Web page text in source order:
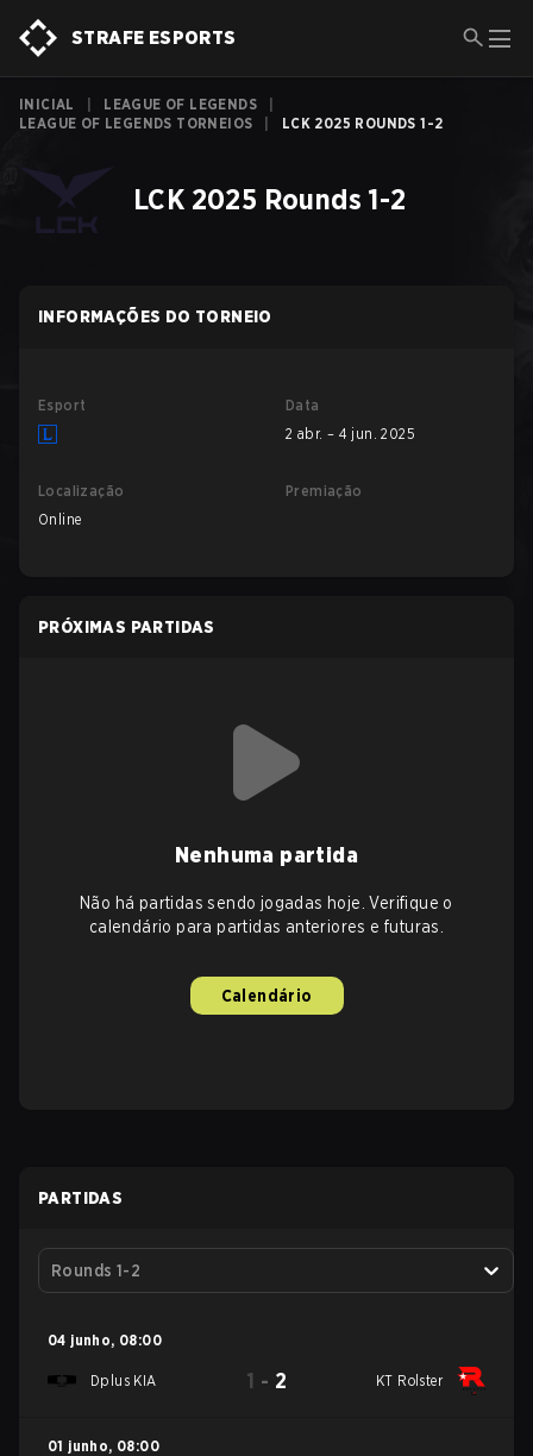
STRAFE ESPORTS
INICIAL LEAGUE OF LEGENDS
LEAGUE OF LEGENDS TORNEIOS
LCK 2025 ROUNDS 1-2
LCK 2025 Rounds 1-2
INFORMAÇÕES DO TORNEIO
Esport
Data
2 abr. – 4 jun. 2025
Localização
Online
Premiação
PRÓXIMAS PARTIDAS
Nenhuma partida
Não há partidas sendo jogadas hoje. Verifique o
calendário para partidas anteriores e futuras.
Calendário
PARTIDAS
Rounds 1-2
04 junho, 08:00
Dplus KIA 1 - 2 KT Rolster
01 junho, 08:00